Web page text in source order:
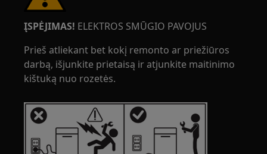
ĮSPĖJIMAS! ELEKTROS SMŪGIO PAVOJUS
Prieš atliekant bet kokį remonto ar priežiūros
darbą, išjunkite prietaisą ir atjunkite maitinimo
kištuką nuo rozetės.